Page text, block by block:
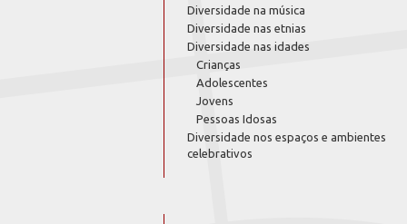
Diversidade na música
Diversidade nas etnias
Diversidade nas idades
Crianças
Adolescentes
Jovens
Pessoas Idosas
Diversidade nos espaços e ambientes
celebrativos